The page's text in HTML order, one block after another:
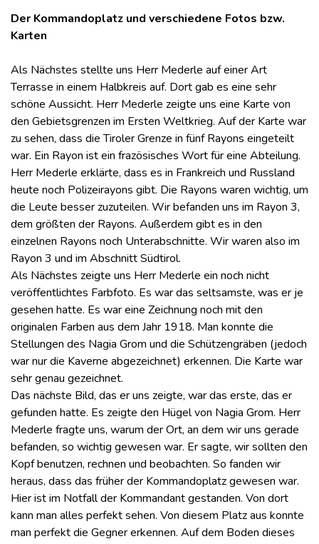
Der Kommandoplatz und verschiedene Fotos bzw.
Karten
Als Nächstes stellte uns Herr Mederle auf einer Art
Terrasse in einem Halbkreis auf. Dort gab es eine sehr
schöne Aussicht. Herr Mederle zeigte uns eine Karte von
den Gebietsgrenzen im Ersten Weltkrieg. Auf der Karte war
zu sehen, dass die Tiroler Grenze in fünf Rayons eingeteilt
war. Ein Rayon ist ein frazösisches Wort für eine Abteilung.
Herr Mederle erklärte, dass es in Frankreich und Russland
heute noch Polizeirayons gibt. Die Rayons waren wichtig, um
die Leute besser zuzuteilen. Wir befanden uns im Rayon 3,
dem größten der Rayons. Außerdem gibt es in den
einzelnen Rayons noch Unterabschnitte. Wir waren also im
Rayon 3 und im Abschnitt Südtirol.
Als Nächstes zeigte uns Herr Mederle ein noch nicht
veröffentlichtes Farbfoto. Es war das seltsamste, was er je
gesehen hatte. Es war eine Zeichnung noch mit den
originalen Farben aus dem Jahr 1918. Man konnte die
Stellungen des Nagia Grom und die Schützengräben (jedoch
war nur die Kaverne abgezeichnet) erkennen. Die Karte war
sehr genau gezeichnet.
Das nächste Bild, das er uns zeigte, war das erste, das er
gefunden hatte. Es zeigte den Hügel von Nagia Grom. Herr
Mederle fragte uns, warum der Ort, an dem wir uns gerade
befanden, so wichtig gewesen war. Er sagte, wir sollten den
Kopf benutzen, rechnen und beobachten. So fanden wir
heraus, dass das früher der Kommandoplatz gewesen war.
Hier ist im Notfall der Kommandant gestanden. Von dort
kann man alles perfekt sehen. Von diesem Platz aus konnte
man perfekt die Gegner erkennen. Auf dem Boden dieses